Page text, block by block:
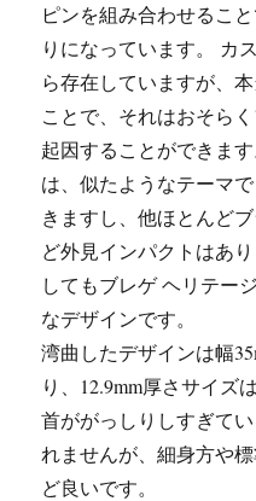
ピンを組み合わせるこ
りになっています。 カ
ら存在していますが、
ことで、それはおそら
起因することができま
は、似たようなテーマ
きますし、他ほとんど
ど外見インパクトはあ
してもブレゲ ヘリテー
なデザインです。
湾曲したデザインは幅
り、12.9mm厚さサイズ
首ががっしりしすぎて
れませんが、細身方や
ど良いです。